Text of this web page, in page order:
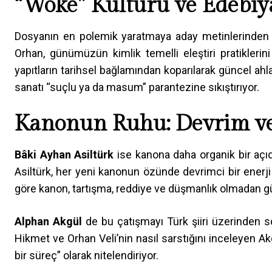
“Woke” Kültürü ve
Dosyanın en polemik yaratmaya aday
Orhan, günümüzün kimlik temelli eleştiri
yapıtların tarihsel bağlamından koparılarak güncel
sanatı “suçlu ya da masum” parantezine sıkıştırıyor.
Kanonun Ruhu: Devrim
Bâki Ayhan Asiltürk ise kanona daha organik bir
Asiltürk, her yeni kanonun özünde devrimci bir enerji
göre kanon, tartışma, reddiye ve düşmanlık olmadan
Alphan Akgül
de bu çatışmayı Türk şiiri üzerinden
Hikmet ve Orhan Veli’nin nasıl sarstığını inceleyen
bir süreç” olarak nitelendiriyor.